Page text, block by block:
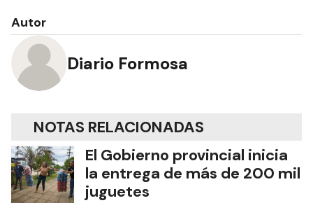
Autor
Diario Formosa
NOTAS RELACIONADAS
El Gobierno provincial inicia
la entrega de más de 200 mil
juguetes